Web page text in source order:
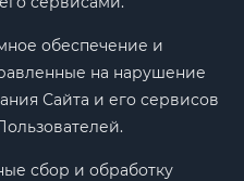
обеспечение и
на нарушение
Сайта и его сервисов
сбор и обработку